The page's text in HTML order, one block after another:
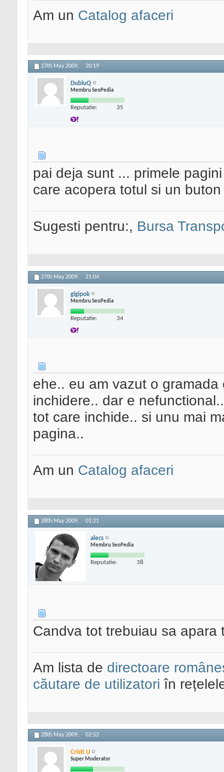
Am un Catalog afaceri
27th May 2009, 20:19
DubluQ
Membru SeoPedia
Reputatie: 35
pai deja sunt ... primele
care acopera totul si un
Sugesti pentru:, Bursa
27th May 2009, 21:04
gigipok
Membru SeoPedia
Reputatie: 34
ehe.. eu am vazut o
inchidere.. dar e
tot care inchide.. si unu mai
pagina..
Am un Catalog afaceri
28th May 2009, 01:21
alecs
Membru SeoPedia
Reputatie: 38
Candva tot trebuiau sa apara
Am lista de directoare
căutare de utilizatori în
28th May 2009, 02:52
Cristi U
Super Moderator